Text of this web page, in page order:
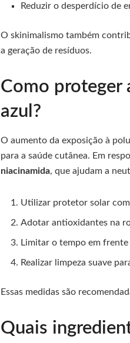
Reduzir o desperdício de
O skinimalismo também
a geração de resíduos.
Como proteger
azul?
O aumento da exposição à
para a saúde cutânea. Em
niacinamida, que ajudam a
Utilizar protetor solar
Adotar antioxidantes na
Limitar o tempo em frente
Realizar limpeza suave
Essas medidas são
Quais